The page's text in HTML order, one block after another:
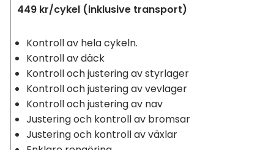
449 kr/cykel (inklusive transport)
Kontroll av hela cykeln.
Kontroll av däck
Kontroll och justering av styrlager
Kontroll och justering av vevlager
Kontroll och justering av nav
Justering och kontroll av bromsar
Justering och kontroll av växlar